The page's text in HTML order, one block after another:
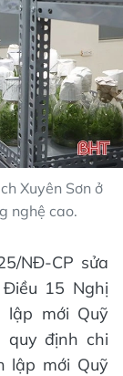
Xuyên Sơn ở
nghệ cao.
NĐ-CP sửa
15 Nghị
lập mới Quỹ
quy định chi
lập mới Quỹ